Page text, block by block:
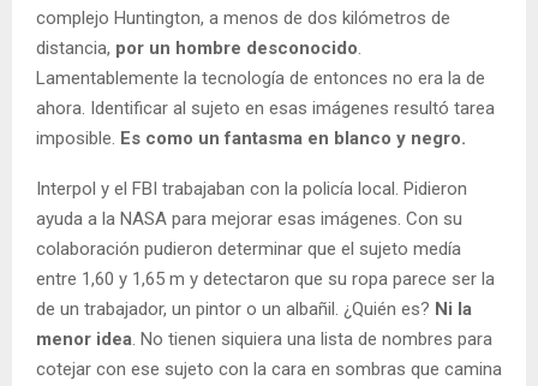
complejo Huntington, a menos de dos kilómetros de
distancia, por un hombre desconocido.
Lamentablemente la tecnología de entonces no era la de
ahora. Identificar al sujeto en esas imágenes resultó tarea
imposible. Es como un fantasma en blanco y negro.
Interpol y el FBI trabajaban con la policía local. Pidieron
ayuda a la NASA para mejorar esas imágenes. Con su
colaboración pudieron determinar que el sujeto medía
entre 1,60 y 1,65 m y detectaron que su ropa parece ser la
de un trabajador, un pintor o un albañil. ¿Quién es? Ni la
menor idea. No tienen siquiera una lista de nombres para
cotejar con ese sujeto con la cara en sombras que camina